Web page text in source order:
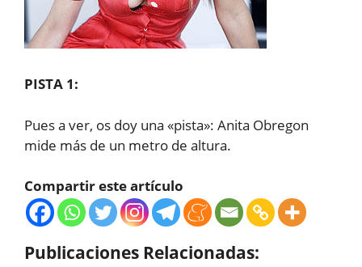
PISTA 1:
Pues a ver, os doy una «pista»: Anita Obregon
mide más de un metro de altura.
Compartir este artículo
Publicaciones Relacionadas: